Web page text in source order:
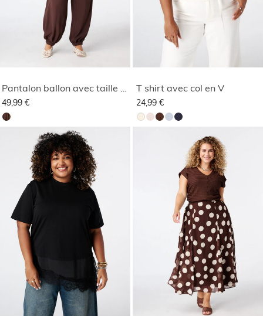
49,99 €
T shirt avec col en V
24,99 €